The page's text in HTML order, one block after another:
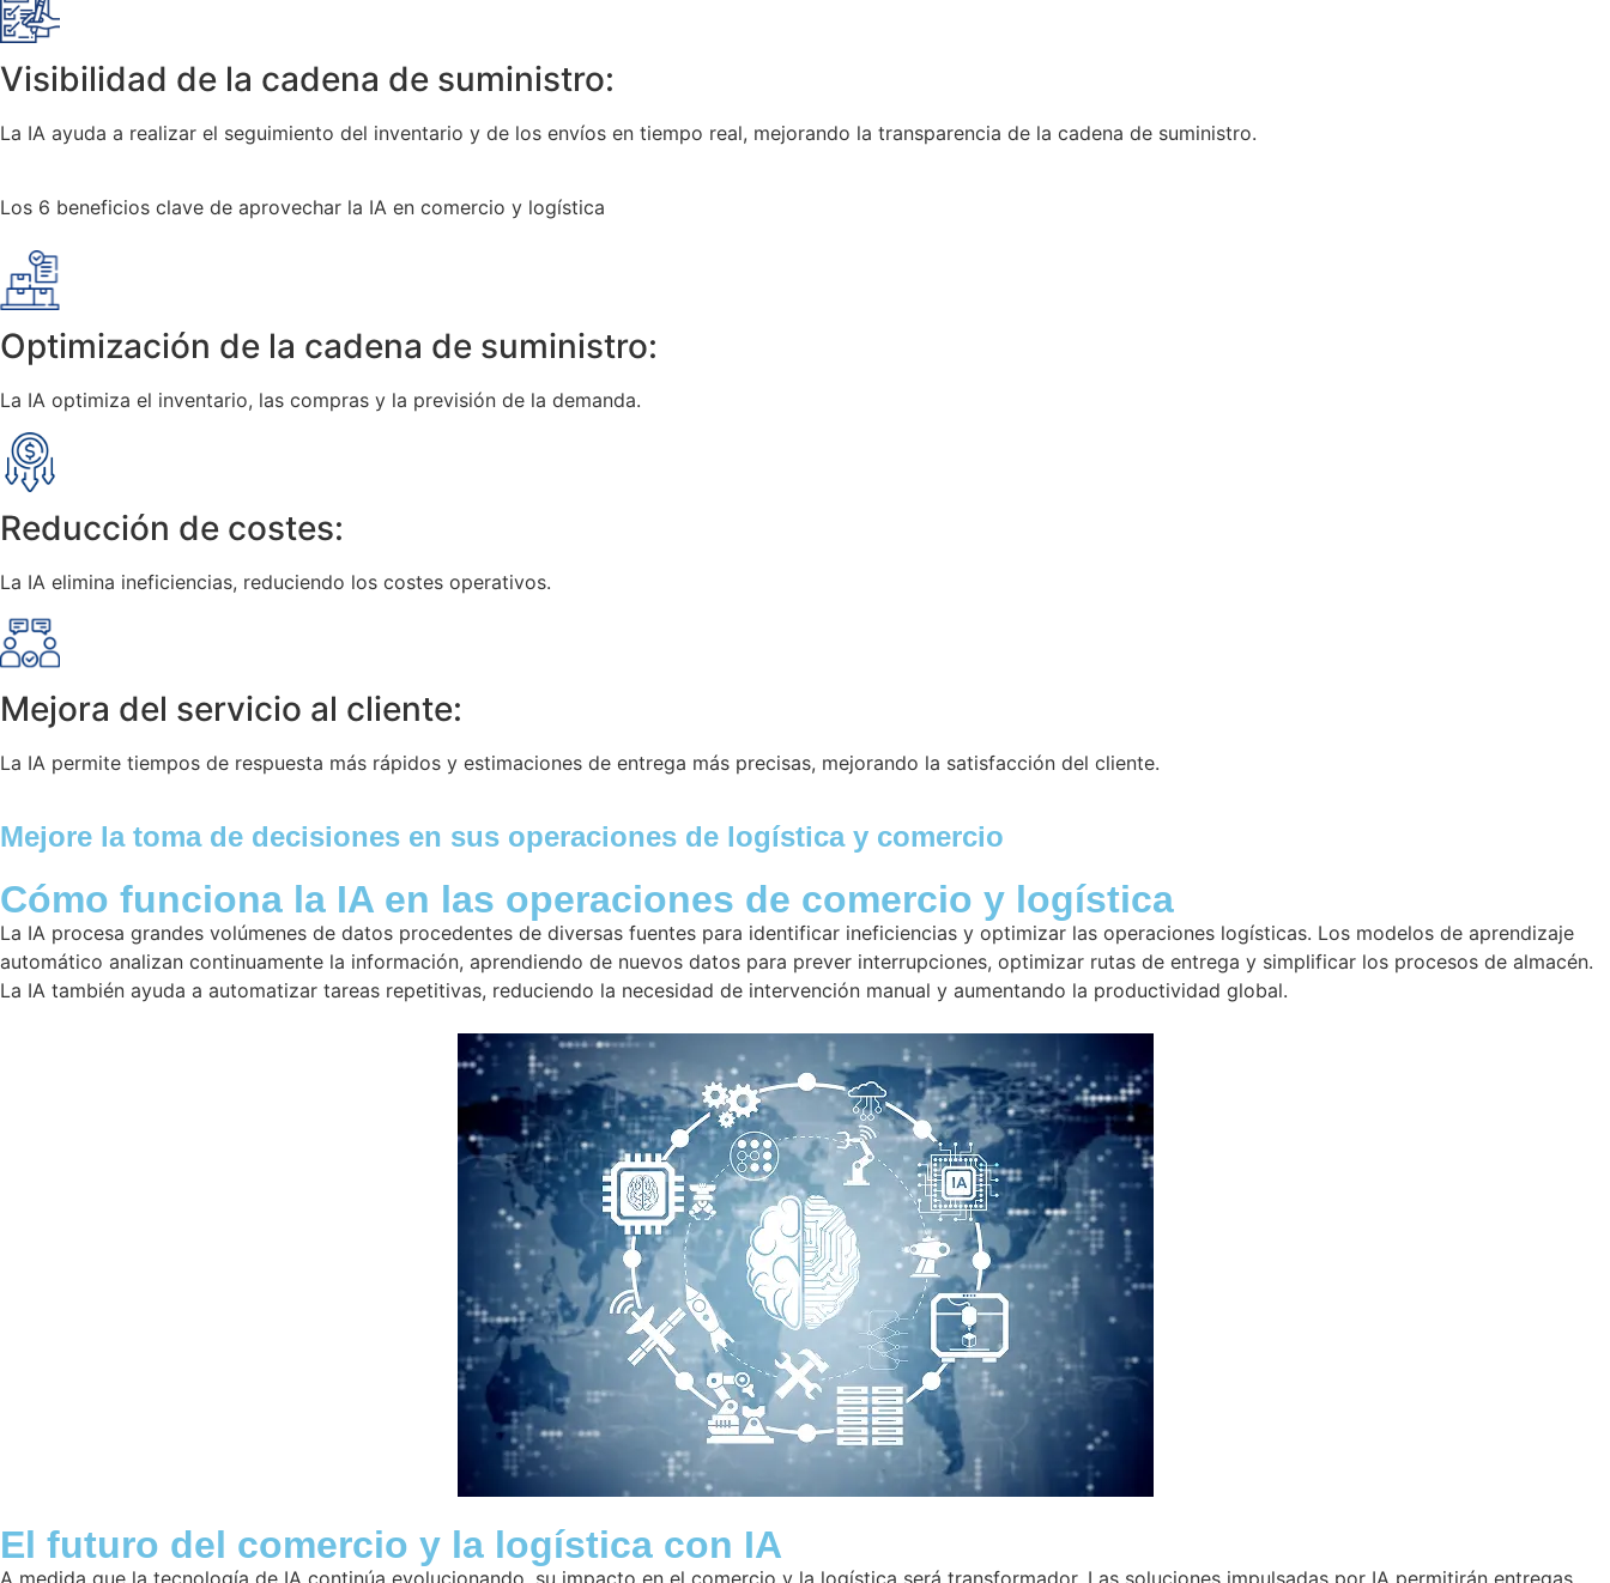
Visibilidad de la cadena de suministro:
La IA ayuda a realizar el seguimiento del inventario y de los envíos en tiempo real, mejorando la transparencia de la cadena de suministro.
Los 6 beneficios clave de aprovechar la IA en comercio y logística
Optimización de la cadena de suministro:
La IA optimiza el inventario, las compras y la previsión de la demanda.
Reducción de costes:
La IA elimina ineficiencias, reduciendo los costes operativos.
Mejora del servicio al cliente:
La IA permite tiempos de respuesta más rápidos y estimaciones de entrega más precisas, mejorando la satisfacción del cliente.
Mejore la toma de decisiones en sus operaciones de logística y comercio
Cómo funciona la IA en las operaciones de comercio y logística
La IA procesa grandes volúmenes de datos procedentes de diversas fuentes para identificar ineficiencias y optimizar las operaciones logísticas. Los modelos de aprendizaje
automático analizan continuamente la información, aprendiendo de nuevos datos para prever interrupciones, optimizar rutas de entrega y simplificar los procesos de almacén.
La IA también ayuda a automatizar tareas repetitivas, reduciendo la necesidad de intervención manual y aumentando la productividad global.
El futuro del comercio y la logística con IA